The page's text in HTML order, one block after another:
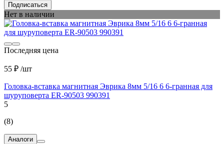
Подписаться
Нет в наличии
Последняя цена
55 ₽ /шт
Головка-вставка магнитная Эврика 8мм 5/16 6 6-гранная для
шуруповерта ER-90503 990391
5
(8)
Аналоги